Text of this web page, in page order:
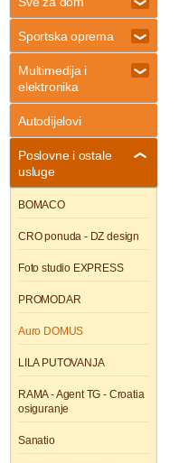
Sportska oprema
Multimedija i
elektronika
Autodijelovi
Poslovne i ostale
usluge
BOMACO
CRO ponuda - DZ design
Foto studio EXPRESS
PROMODAR
Auro DOMUS
LILA PUTOVANJA
RAMA - Agent TG - Croatia
osiguranje
Sanatio